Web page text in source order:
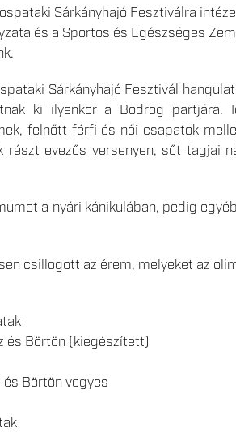
Sárkányhajó Fesztiválra
és a Sportos és Egészséges
Sárkányhajó Fesztivál
ki ilyenkor a Bodrog
felnőtt férfi és női csapatok
evezős versenyen, sőt tagjai
a nyári kánikulában, pedig
csillogott az érem, melyeket az
Börtön (kiegészített)
Börtön vegyes